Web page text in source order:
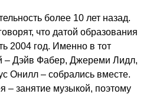
более 10 лет назад.
что датой образования
2004 год. Именно в тот
– Дэйв Фабер, Джереми Лидл,
Онилл – собрались вместе.
– занятие музыкой, поэтому